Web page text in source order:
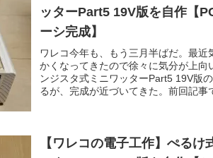
ッターPart5 19V版を自作【
ーシ完成】
ワレコ今年も、もう三月半ばだ。最
かくなってきたので徐々に気分が上向
ンジスタ式ミニワッターPart5 19V版
るが、完成が近づいてきた。前回記事
【ワレコの電子工作】ぺる